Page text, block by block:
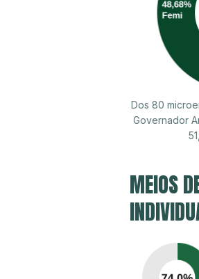
Dos 80
Governador
MEIOS